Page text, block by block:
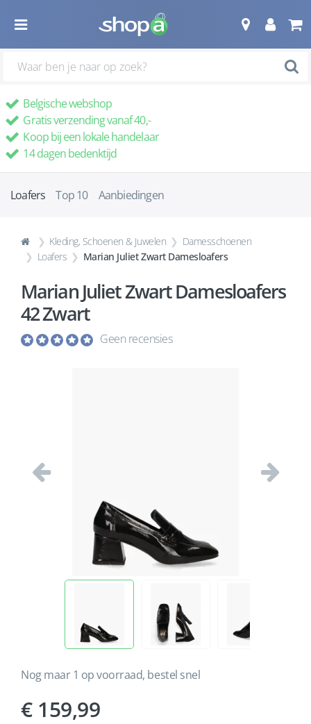
Belgische webshop
Gratis verzending vanaf 40,-
Koop bij een lokale handelaar
14 dagen bedenktijd
Loafers Top 10 Aanbiedingen
Kleding, Schoenen & Juwelen
Damesschoenen
Loafers
Marian Juliet Zwart Damesloafers
Marian Juliet Zwart Damesloafers
42 Zwart
Geen recensies
Vorige
Nog maar 1 op voorraad, bestel snel
159,99